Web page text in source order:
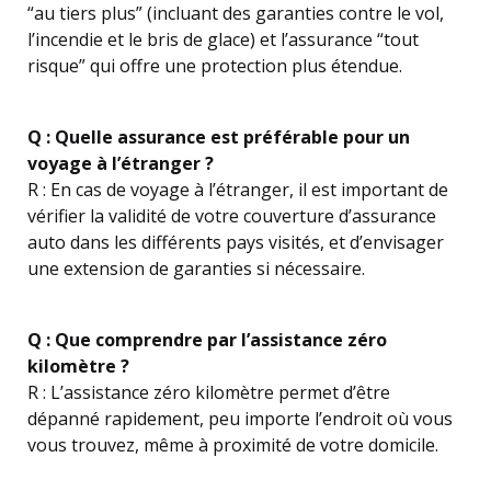
“au tiers plus” (incluant des garanties contre le vol,
l’incendie et le bris de glace) et l’assurance “tout
risque” qui offre une protection plus étendue.
Q : Quelle assurance est préférable pour un
voyage à l’étranger ?
R : En cas de voyage à l’étranger, il est important de
vérifier la validité de votre couverture d’assurance
auto dans les différents pays visités, et d’envisager
une extension de garanties si nécessaire.
Q : Que comprendre par l’assistance zéro
kilomètre ?
R : L’assistance zéro kilomètre permet d’être
dépanné rapidement, peu importe l’endroit où vous
vous trouvez, même à proximité de votre domicile.